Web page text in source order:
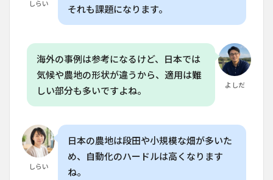
す
Q. AI
を使
農業
は、
減少
に繋
がる
可能
性が
しらい
それも課題になります。
よしだ
海外の事例は参考になるけど、日本では
気候や農地の形状が違うから、適用は難
しい部分も多いですよね。
しらい
日本の農地は段田や小規模な畑が多いた
め、自動化のハードルは高くなります
ね。